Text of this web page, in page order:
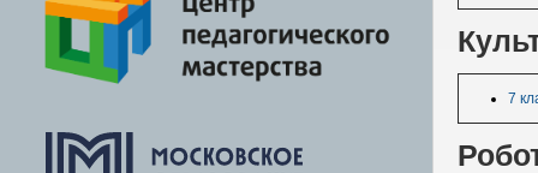
7